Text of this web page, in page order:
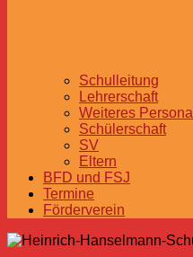
Schulleitung
Lehrerschaft
Weiteres Personal
Schülerschaft
SV
Eltern
BFD und FSJ
Termine
Förderverein